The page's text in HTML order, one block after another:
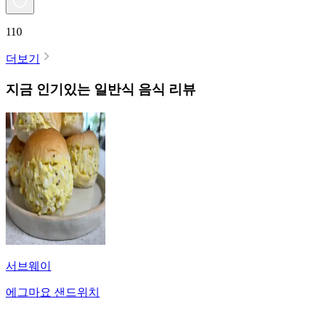
110
더보기
지금 인기있는 일반식 음식 리뷰
서브웨이
에그마요 샌드위치